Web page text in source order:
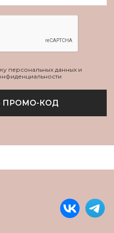
персональных данных и
ПОЛУЧИТЬ ПРОМО-КОД